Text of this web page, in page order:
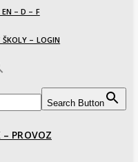
– D – F
– LOGIN
Search Button
– PROVOZ